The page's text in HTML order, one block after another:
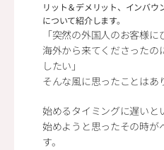
リット＆デメリット、インバウ
について紹介します。
「突然の外国人のお客様
海外から来てくださったの
したい」
そんな風に思ったことはあ
始めるタイミングに遅いと
始めようと思ったその時が
す。